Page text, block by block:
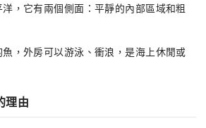
，它有兩個側面：平靜的內部區域和粗
，外房可以游泳、衝浪，是海上休閒或
理由